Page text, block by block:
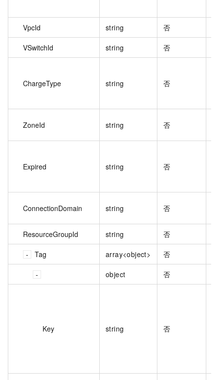
VpcId string 否
VSwitchId string 否
ChargeType string 否
ZoneId string 否
Expired string 否
ConnectionDomain string 否
ResourceGroupId string 否
Tag array<object> 否
object 否
Key string 否